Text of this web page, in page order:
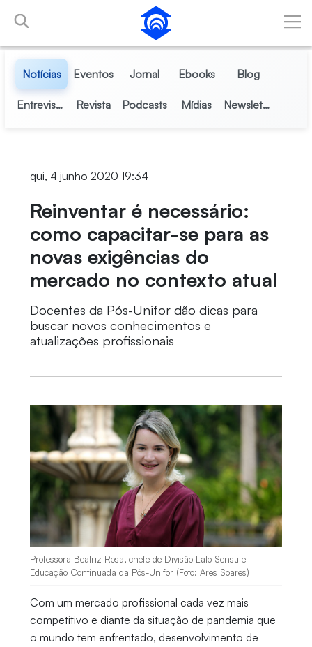
Pular para o Conteúdo principal
Notícias Eventos Jornal Ebooks Blog
Entrevistas Revista Podcasts Mídias Newsletter
qui, 4 junho 2020 19:34
Reinventar é necessário:
como capacitar-se para as
novas exigências do
mercado no contexto atual
Docentes da Pós-Unifor dão dicas para
buscar novos conhecimentos e
atualizações profissionais
Professora Beatriz Rosa, chefe de Divisão Lato Sensu e
Educação Continuada da Pós-Unifor (Foto: Ares Soares)
Com um mercado profissional cada vez mais
competitivo e diante da situação de pandemia que
o mundo tem enfrentado, desenvolvimento de